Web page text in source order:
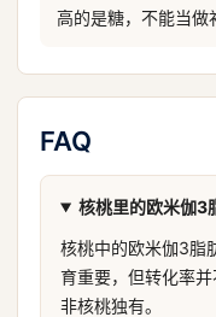
高的是糖，不能当做
FAQ
核桃里的欧米伽3
核桃中的欧米伽3脂
育重要，但转化率
非核桃独有。